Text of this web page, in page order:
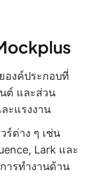
องค์ประกอบที่
ต์ และส่วน
ะแรงงาน
ร์ต่าง ๆ เช่น
Lark และ
ารทำงานด้าน